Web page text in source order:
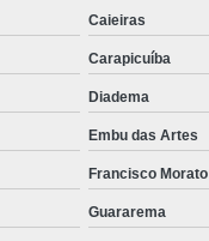
Caieiras
Carapicuíba
Diadema
Embu das Artes
Francisco Morato
Guararema